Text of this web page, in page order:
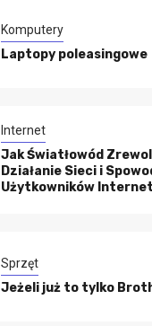
Komputery
Laptopy poleasingowe
Internet
Jak Światłowód
Działanie Sieci i
Użytkowników
Sprzęt
Jeżeli już to tylko